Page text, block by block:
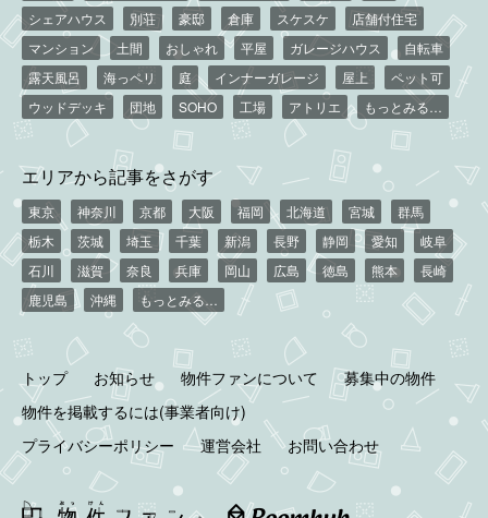
シェアハウス
別荘 豪邸 倉庫 スケスケ
店舗付住宅
マンション
土間 おしゃれ 平屋 ガレージハウス
自転車
露天風呂
海っペリ 庭 インナーガレージ 屋上
ペット可
ウッドデッキ
団地 SOHO 工場 アトリエ もっとみる…
エリアから記事をさがす
東京 神奈川 京都 大阪 福岡 北海道 宮城
群馬
栃木
茨城 埼玉 千葉 新潟 長野 静岡 愛知
岐阜
石川
滋賀 奈良 兵庫 岡山 広島 徳島 熊本
長崎
鹿児島
沖縄 もっとみる…
トップ お知らせ 物件ファンについて
募集中の物件
物件を掲載するには(事業者向け)
プライバシーポリシー
運営会社 お問い合わせ